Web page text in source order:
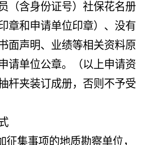
（含身份证号）社保花名册
章和申请单位印章）、没有
面声明、业绩等相关资料原
请单位公章。（以上申请资
杆夹装订成册，否则不予受
征集事项的地质勘察单位，